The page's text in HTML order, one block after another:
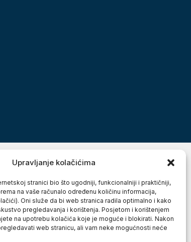
Upravljanje kolačićima
stranici bio što ugodniji, funkcionalniji i praktičniji,
na vaše računalo određenu količinu informacija,
Oni služe da bi web stranica radila optimalno i kako
pregledavanja i korištenja. Posjetom i korištenjem
na upotrebu kolačića koje je moguće i blokirati. Nakon
web stranicu, ali vam neke mogućnosti neće